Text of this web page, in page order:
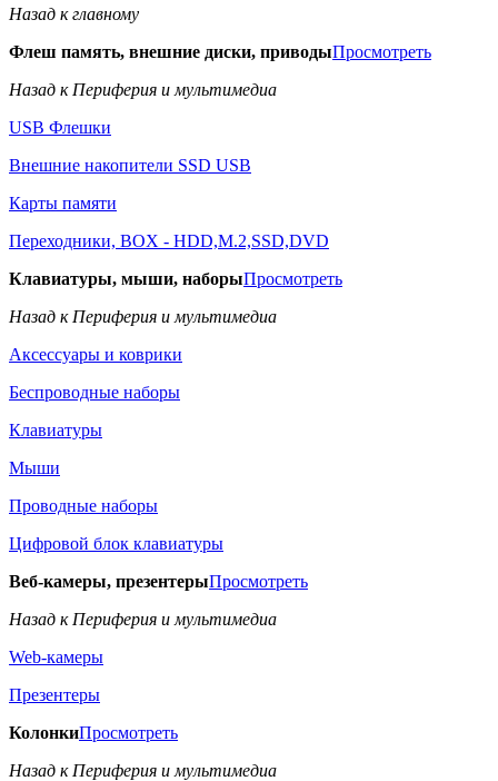
Назад к главному
Флеш память, внешние диски, приводыПросмотреть
Назад к Периферия и мультимедиа
USB Флешки
Внешние накопители SSD USB
Карты памяти
Переходники, BOX - HDD,M.2,SSD,DVD
Клавиатуры, мыши, наборыПросмотреть
Назад к Периферия и мультимедиа
Аксессуары и коврики
Беспроводные наборы
Клавиатуры
Мыши
Проводные наборы
Цифровой блок клавиатуры
Веб-камеры, презентерыПросмотреть
Назад к Периферия и мультимедиа
Web-камеры
Презентеры
КолонкиПросмотреть
Назад к Периферия и мультимедиа